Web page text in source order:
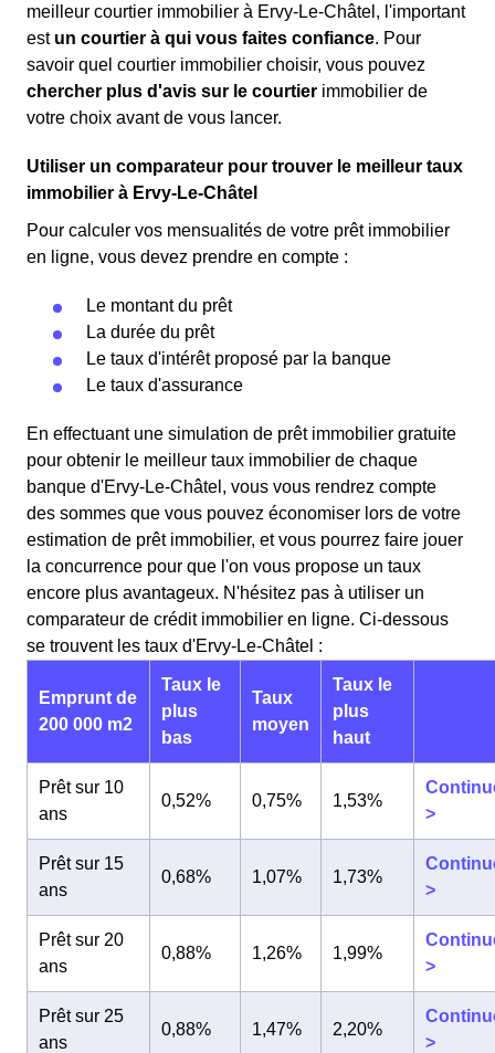
meilleur courtier immobilier à Ervy-Le-Châtel, l'important
est un courtier à qui vous faites confiance. Pour
savoir quel courtier immobilier choisir, vous pouvez
chercher plus d'avis sur le courtier immobilier de
votre choix avant de vous lancer.
Utiliser un comparateur pour trouver le meilleur taux
immobilier à Ervy-Le-Châtel
Pour calculer vos mensualités de votre prêt immobilier
en ligne, vous devez prendre en compte :
Le montant du prêt
La durée du prêt
Le taux d'intérêt proposé par la banque
Le taux d'assurance
En effectuant une simulation de prêt immobilier gratuite
pour obtenir le meilleur taux immobilier de chaque
banque d'Ervy-Le-Châtel, vous vous rendrez compte
des sommes que vous pouvez économiser lors de votre
estimation de prêt immobilier, et vous pourrez faire jouer
la concurrence pour que l'on vous propose un taux
encore plus avantageux. N'hésitez pas à utiliser un
comparateur de crédit immobilier en ligne. Ci-dessous
se trouvent les taux d'Ervy-Le-Châtel :
Emprunt de
200 000 m2
Taux le
plus
bas
Taux
moyen
Taux le
plus
haut
Prêt sur 10
ans
0,52% 0,75% 1,53%
>
Prêt sur 15
ans
0,68% 1,07% 1,73%
>
Prêt sur 20
ans
0,88% 1,26% 1,99%
>
Prêt sur 25
ans
0,88% 1,47% 2,20%
>